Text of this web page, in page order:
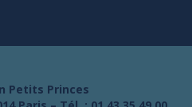
Petits Princes